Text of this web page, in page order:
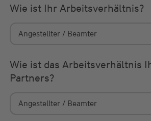
Wie ist Ihr Arbeitsverhältnis?
Wie ist das Arbeitsverhältnis
Partners?